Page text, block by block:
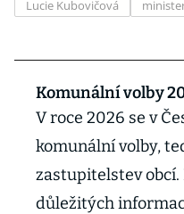
Lucie Kubovičová
Komunální volby
V roce 2026 se v
komunální volby,
zastupitelstev
důležitých